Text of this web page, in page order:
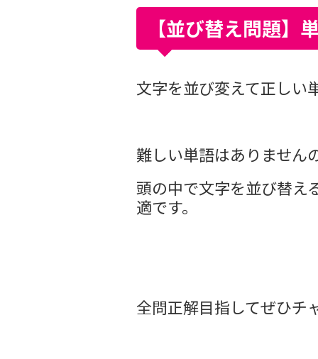
【並び替え問題】
文字を並び変えて正しい
難しい単語はありません
頭の中で文字を並び替え
適です。
全問正解目指してぜひチ